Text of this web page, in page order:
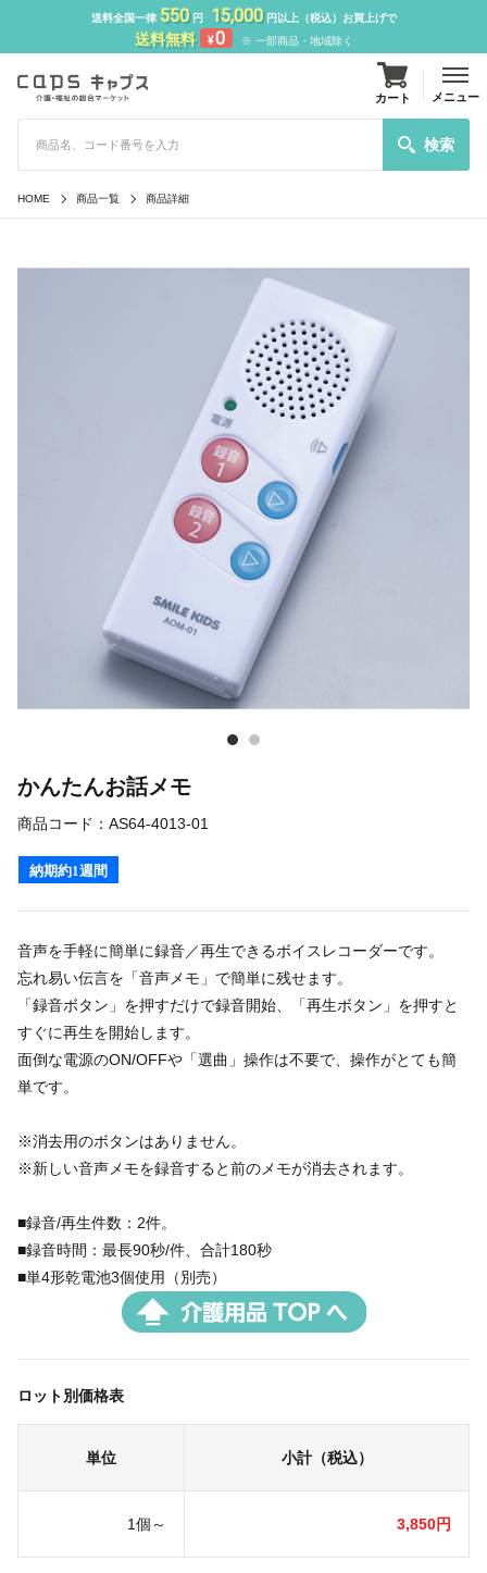
送料全国一律 550円 15,000円以上（税込）お買上げで
送料無料 ¥0 ※ 一部商品・地域除く
検索
カート メニュー
HOME 商品一覧 商品詳細
かんたんお話メモ
商品コード： AS64-4013-01
納期約1週間
音声を手軽に簡単に録音／再生できるボイスレコーダーです。
忘れ易い伝言を「音声メモ」で簡単に残せます。
「録音ボタン」を押すだけで録音開始、「再生ボタン」を押すと
すぐに再生を開始します。
面倒な電源のON/OFFや「選曲」操作は不要で、操作がとても簡
単です。
※消去用のボタンはありません。
※新しい音声メモを録音すると前のメモが消去されます。
■録音/再生件数：2件。
■録音時間：最長90秒/件、合計180秒
■単4形乾電池3個使用（別売）
ロット別価格表
単位 小計（税込）
1個～ 3,850円